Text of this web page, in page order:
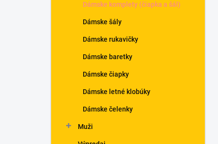
Dámske komplety (čiapka a šál)
Dámske šály
Dámske rukavičky
Dámske baretky
Dámske čiapky
Dámske letné klobúky
Dámske čelenky
Muži